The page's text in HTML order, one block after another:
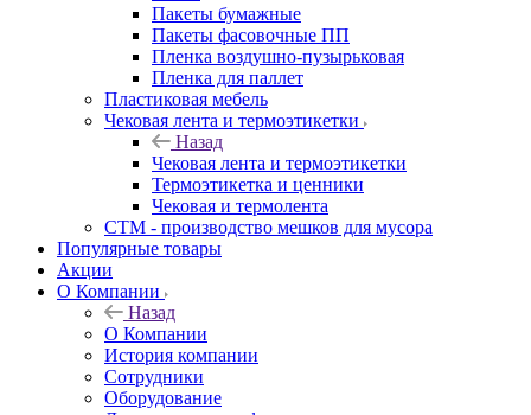
Пакеты бумажные
Пакеты фасовочные ПП
Пленка воздушно-пузырьковая
Пленка для паллет
Пластиковая мебель
Чековая лента и термоэтикетки
Назад
Чековая лента и термоэтикетки
Термоэтикетка и ценники
Чековая и термолента
СТМ - производство мешков для мусора
Популярные товары
Акции
О Компании
Назад
О Компании
История компании
Сотрудники
Оборудование